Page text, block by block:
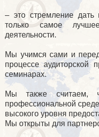
– это стремление
только самое
деятельности.
Мы учимся сами и
процессе аудиторской
семинарах.
Мы также считаем,
профессиональной
высокого уровня
Мы открыты для